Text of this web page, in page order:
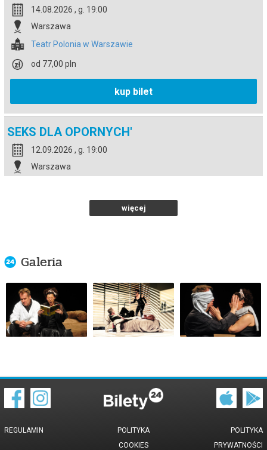
14.08.2026 , g. 19:00
Warszawa
Teatr Polonia w Warszawie
od 77,00 pln
kup bilet
SEKS DLA OPORNYCH'
12.09.2026 , g. 19:00
Warszawa
SEKS DLA OPORNYCH'
13.09.2026 , g. 16:00
Warszawa
Teatr Polonia w Warszawie
SEKS DLA OPORNYCH'
10.11.2026 , g. 19:00
więcej
Galeria
REGULAMIN
POLITYKA
PRYWATNOŚCI
POLITYKA
COOKIES